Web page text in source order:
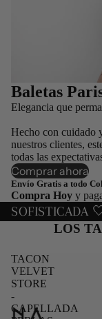
Baletas
Elegancia que
Hecho con cuidado
nuestros clientes,
todas las
Comprar ahora
Envío Gratis a todo
Compra Hoy y
SOFISTICADA
LOS
TACON
VELVET
STORE
-
CAPELLADA